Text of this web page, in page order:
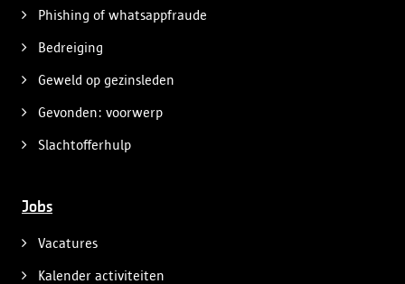
Phishing of whatsappfraude
Bedreiging
Geweld op gezinsleden
Gevonden: voorwerp
Slachtofferhulp
Jobs
Vacatures
Kalender activiteiten